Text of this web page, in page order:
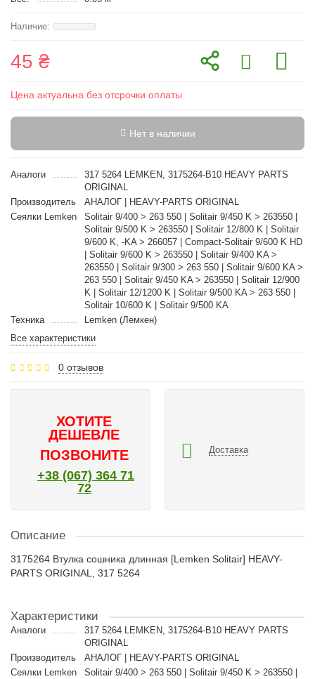
45 ₴
Цена актуальна без отсрочки оплаты
Нет в наличии
Аналоги
317 5264 LEMKEN, 3175264-B10 HEAVY PARTS
ORIGINAL
Производитель
АНАЛОГ | HEAVY-PARTS ORIGINAL
Сеялки Lemken
Solitair 9/400 > 263 550 | Solitair 9/450 K > 263550 |
Solitair 9/500 K > 263550 | Solitair 12/800 K | Solitair
9/600 K, -KA > 266057 | Compact-Solitair 9/600 K HD
| Solitair 9/600 K > 263550 | Solitair 9/400 KA >
263550 | Solitair 9/300 > 263 550 | Solitair 9/600 KA >
263 550 | Solitair 9/450 KA > 263550 | Solitair 12/900
K | Solitair 12/1200 K | Solitair 9/500 KA > 263 550 |
Solitair 10/600 K | Solitair 9/500 KA
Техника
Lemken (Лемкен)
Все характеристики
0 отзывов
ХОТИТЕ
ДЕШЕВЛЕ
ПОЗВОНИТЕ
+38 (067) 364 71
72
Доставка
Описание
3175264 Втулка сошника длинная [Lemken Solitair] HEAVY-
PARTS ORIGINAL, 317 5264
Характеристики
Аналоги
317 5264 LEMKEN, 3175264-B10 HEAVY PARTS
ORIGINAL
Производитель
АНАЛОГ | HEAVY-PARTS ORIGINAL
Сеялки Lemken
Solitair 9/400 > 263 550 | Solitair 9/450 K > 263550 |